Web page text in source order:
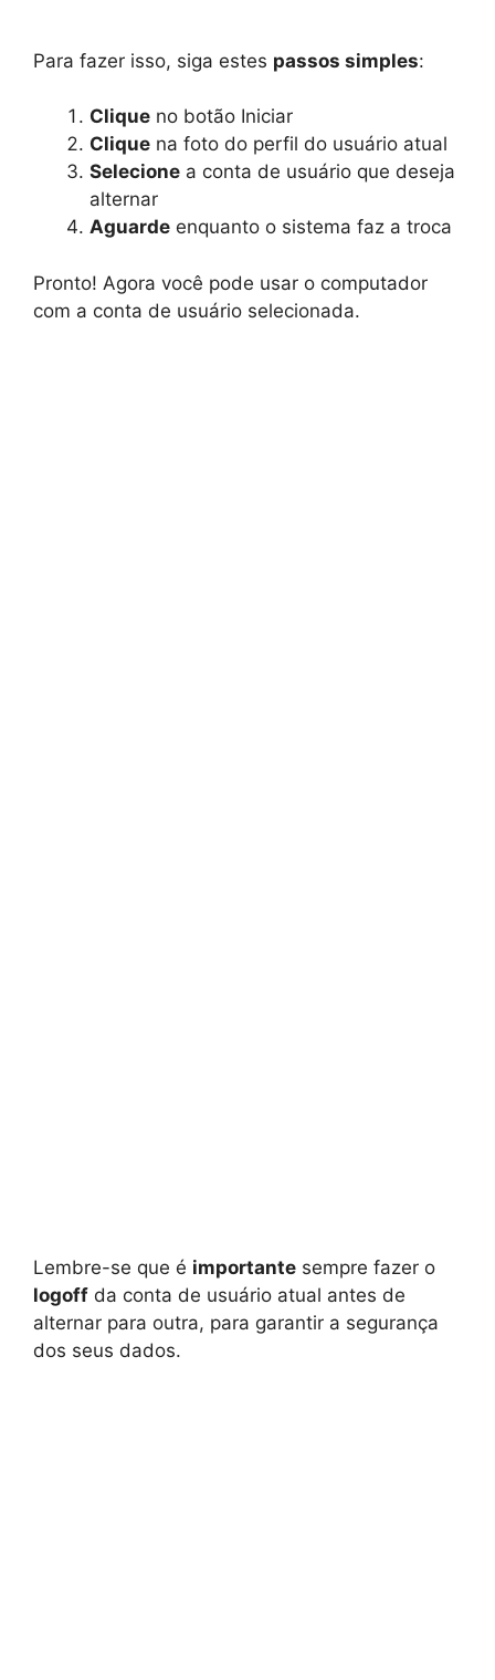
Para fazer isso, siga estes passos simples:
Clique no botão Iniciar
Clique na foto do perfil do usuário atual
Selecione a conta de usuário que deseja
alternar
Aguarde enquanto o sistema faz a troca
Pronto! Agora você pode usar o computador
com a conta de usuário selecionada.
Lembre-se que é importante sempre fazer o
logoff da conta de usuário atual antes de
alternar para outra, para garantir a segurança
dos seus dados.